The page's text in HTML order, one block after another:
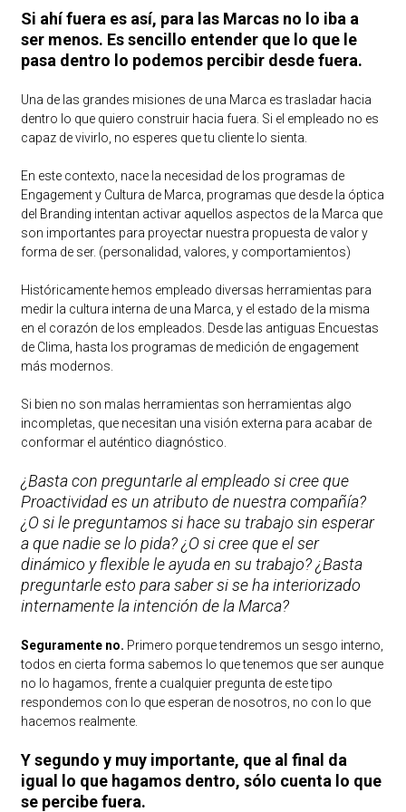
Si ahí fuera es así, para las Marcas no lo iba a
ser menos. Es sencillo entender que lo que le
pasa dentro lo podemos percibir desde fuera.
Una de las grandes misiones de una Marca es trasladar hacia
dentro lo que quiero construir hacia fuera. Si el empleado no es
capaz de vivirlo, no esperes que tu cliente lo sienta.
En este contexto, nace la necesidad de los programas de
Engagement y Cultura de Marca, programas que desde la óptica
del Branding intentan activar aquellos aspectos de la Marca que
son importantes para proyectar nuestra propuesta de valor y
forma de ser. (personalidad, valores, y comportamientos)
Históricamente hemos empleado diversas herramientas para
medir la cultura interna de una Marca, y el estado de la misma
en el corazón de los empleados. Desde las antiguas Encuestas
de Clima, hasta los programas de medición de engagement
más modernos.
Si bien no son malas herramientas son herramientas algo
incompletas, que necesitan una visión externa para acabar de
conformar el auténtico diagnóstico.
¿Basta con preguntarle al empleado si cree que
Proactividad es un atributo de nuestra compañía?
¿O si le preguntamos si hace su trabajo sin esperar
a que nadie se lo pida? ¿O si cree que el ser
dinámico y flexible le ayuda en su trabajo? ¿Basta
preguntarle esto para saber si se ha interiorizado
internamente la intención de la Marca?
Seguramente no. Primero porque tendremos un sesgo interno,
todos en cierta forma sabemos lo que tenemos que ser aunque
no lo hagamos, frente a cualquier pregunta de este tipo
respondemos con lo que esperan de nosotros, no con lo que
hacemos realmente.
Y segundo y muy importante, que al final da
igual lo que hagamos dentro, sólo cuenta lo que
se percibe fuera.